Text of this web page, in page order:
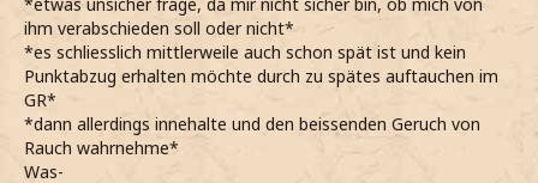
*etwas unsicher frage, da mir nicht sicher bin, ob mich von
ihm verabschieden soll oder nicht*
*es schliesslich mittlerweile auch schon spät ist und kein
Punktabzug erhalten möchte durch zu spätes auftauchen im
GR*
*dann allerdings innehalte und den beissenden Geruch von
Rauch wahrnehme*
Was-